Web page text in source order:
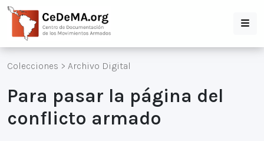
Colecciones > Archivo Digital
Para pasar la página del
conflicto armado